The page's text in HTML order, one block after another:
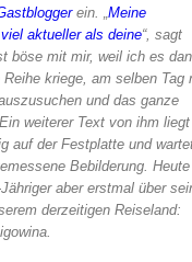
ein. „Meine
aktueller als deine“, sagt
böse mit mir, weil ich es
kriege, am selben Tag
und das ganze
weiterer Text von ihm liegt
auf der Festplatte und
Bebilderung. Heute
aber erstmal über
derzeitigen Reiseland: